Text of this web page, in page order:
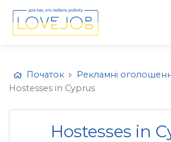
Початок Рекламні
Hostesses in Cyprus
Hostesses in